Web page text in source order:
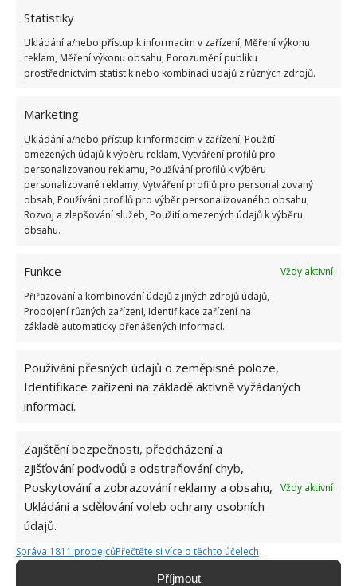
Statistiky
Ukládání a/nebo přístup k informacím v zařízení, Měření výkonu
reklam, Měření výkonu obsahu, Porozumění publiku
prostřednictvím statistik nebo kombinací údajů z různých zdrojů.
Marketing
Ukládání a/nebo přístup k informacím v zařízení, Použití
omezených údajů k výběru reklam, Vytváření profilů pro
personalizovanou reklamu, Používání profilů k výběru
personalizované reklamy, Vytváření profilů pro personalizovaný
obsah, Používání profilů pro výběr personalizovaného obsahu,
Rozvoj a zlepšování služeb, Použití omezených údajů k výběru
obsahu.
Funkce
Vždy aktivní
Přiřazování a kombinování údajů z jiných zdrojů údajů,
Propojení různých zařízení, Identifikace zařízení na
základě automaticky přenášených informací.
Používání přesných údajů o zeměpisné poloze,
Identifikace zařízení na základě aktivně vyžádaných
informací.
Zajištění bezpečnosti, předcházení a
zjišťování podvodů a odstraňování chyb,
Poskytování a zobrazování reklamy a obsahu,
Ukládání a sdělování voleb ochrany osobních
údajů.
Vždy aktivní
Správa 1811 prodejcůPřečtěte si více o těchto účelech
Příjmout
27.11.2025 Dům a stavba
1 2 3 »
Pokuta až 10 000 Kč hrozí za nesprávné sekání i
Kvíz na téma pionýrské tábory za socialismu:
Kdo je zažil, bez problému získá 12 ze 12 bodů
Test znalostí o každodenní realitě za
komunismu: 10 retro otázek ukáže, kdo má
dobrý přehled